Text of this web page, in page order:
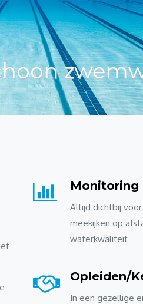
Monitoring
Altijd dichtbij
meekijken op
waterkwaliteit
Opleiden/
In een gezellige